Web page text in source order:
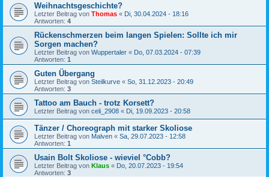
Weihnachtsgeschichte?
Letzter Beitrag von Thomas « Di, 30.04.2024 - 18:16
Antworten: 4
Rückenschmerzen beim langen Spielen: Sollte ich mir
Sorgen machen?
Letzter Beitrag von Wuppertaler « Do, 07.03.2024 - 07:39
Antworten: 1
Guten Übergang
Letzter Beitrag von Steilkurve « So, 31.12.2023 - 20:49
Antworten: 3
Tattoo am Bauch - trotz Korsett?
Letzter Beitrag von celi_2908 « Di, 19.09.2023 - 20:58
Tänzer / Choreograph mit starker Skoliose
Letzter Beitrag von Malven « Sa, 29.07.2023 - 12:58
Antworten: 1
Usain Bolt Skoliose - wieviel °Cobb?
Letzter Beitrag von Klaus « Do, 20.07.2023 - 19:54
Antworten: 3